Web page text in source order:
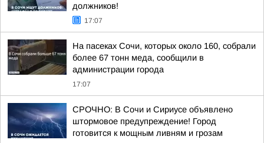
должников!
17:07
На пасеках Сочи, которых около 160, собрали
более 67 тонн меда, сообщили в
администрации города
17:07
СРОЧНО: В Сочи и Сириусе объявлено
штормовое предупреждение! Город
готовится к мощным ливням и грозам